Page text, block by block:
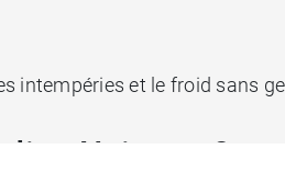
intempéries et le froid sans
Noisette ?